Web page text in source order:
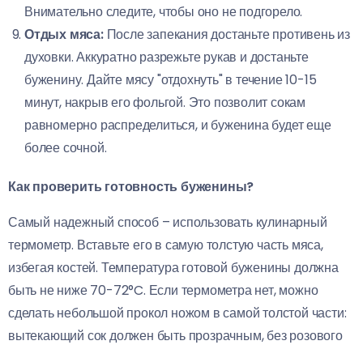
Внимательно следите, чтобы оно не подгорело.
Отдых мяса:После запекания достаньте противень из
духовки. Аккуратно разрежьте рукав и достаньте
буженину. Дайте мясу "отдохнуть" в течение 10-15
минут, накрыв его фольгой. Это позволит сокам
равномерно распределиться, и буженина будет еще
более сочной.
Как проверить готовность буженины?
Самый надежный способ – использовать кулинарный
термометр. Вставьте его в самую толстую часть мяса,
избегая костей. Температура готовой буженины должна
быть не ниже 70-72°C. Если термометра нет, можно
сделать небольшой прокол ножом в самой толстой части:
вытекающий сок должен быть прозрачным, без розового